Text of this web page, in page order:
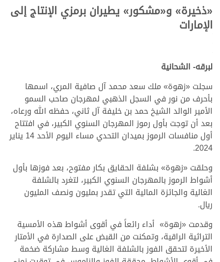
«ذخيرة» و«مشكور» يطيران برمزي الإنتاج إلى
الإمارات
لبرقه- الشحانية
سجلت «زهوة» ملك سعد محمد آل صافية المري، اسمها
بأحرف من نور في السجل الذهبي لمهرجان صاحب السمو
الأمير الوالد الشيخ حمد بن خليفة آل ثاني، حفظه الله ورعاه،
بعد أن توجت بأول رموز المهرجان السنوي الكبير، في افتتاح
أول منافسات الرموز بميدان التحدي مساء اليوم الأحد 14 يناير
2024.
وحلقت «زهوة» بشلفة الحقايق بكار مفتوح، بعد فوزها بأول
أشواط الرموز بالمهرجان السنوي الكبير، لتغرد بالشلفة
الغالية والجائزة المالية التي تقدر بمليون ونصف المليون
ريال.
وقدمت «زهوة» أداء رائعاً في أقوى أشواط هذه الأمسية
التراثية الراقية، وتمكنت من القبض على الصدارة في الأمتار
الأخيرة لتحقق الفوز بالشلفة الغالية وسط مشاركة ضخمة